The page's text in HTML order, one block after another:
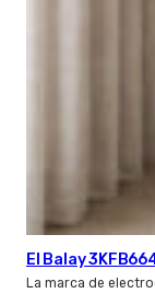
El Balay
La marca de